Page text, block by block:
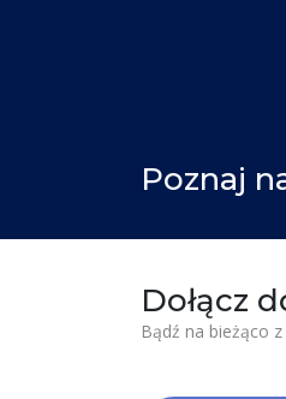
Poznaj
Dołącz
Bądź na bieżąco